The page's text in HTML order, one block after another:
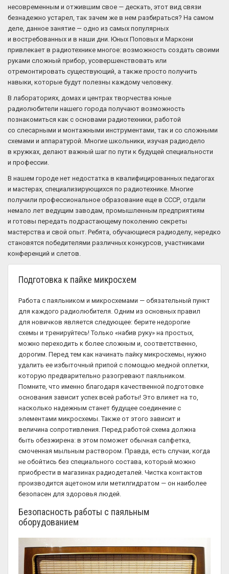
несовременным и отжившим свое — дескать, этот вид связи
безнадежно устарел, так зачем же в нем разбираться? На самом
деле, данное занятие — одно из самых популярных
и востребованных и в наши дни. Юных Поповых и Маркони
привлекает в радиотехнике многое: возможность создать своими
руками сложный прибор, усовершенствовать или
отремонтировать существующий, а также просто получить
навыки, которые будут полезны каждому человеку.
В лабораториях, домах и центрах творчества юные
радиолюбители нашего города получают возможность
познакомиться как с основами радиотехники, работой
со слесарными и монтажными инструментами, так и со сложными
схемами и аппаратурой. Многие школьники, изучая радиодело
в кружках, делают важный шаг по пути к будущей специальности
и профессии.
В нашем городе нет недостатка в квалифицированных педагогах
и мастерах, специализирующихся по радиотехнике. Многие
получили профессиональное образование еще в СССР, отдали
немало лет ведущим заводам, промышленным предприятиям
и готовы передать подрастающему поколению секреты
мастерства и свой опыт. Ребята, обучающиеся радиоделу, нередко
становятся победителями различных конкурсов, участниками
конференций и слетов.
Подготовка к пайке микросхем
Работа с паяльником и микросхемами — обязательный пункт
для каждого радиолюбителя. Одним из основных правил
для новичков является следующее: берите недорогие
схемы и тренируйтесь! Только «набив руку» на простых,
можно переходить к более сложным и, соответственно,
дорогим. Перед тем как начинать пайку микросхемы, нужно
удалить ее избыточный припой с помощью медной оплетки,
которую предварительно разогревают паяльником.
Помните, что именно благодаря качественной подготовке
основания зависит успех всей работы! Это влияет на то,
насколько надежным станет будущее соединение с
элементами микросхемы. Также от этого зависит и
величина сопротивления. Перед работой схема должна
быть обезжирена: в этом поможет обычная салфетка,
смоченная мыльным раствором. Правда, есть случаи, когда
не обойтись без специального состава, который можно
приобрести в магазинах радиодеталей. Чистка контактов
производится ацетоном или метилгидратом — он наиболее
безопасен для здоровья людей.
Безопасность работы с паяльным
оборудованием